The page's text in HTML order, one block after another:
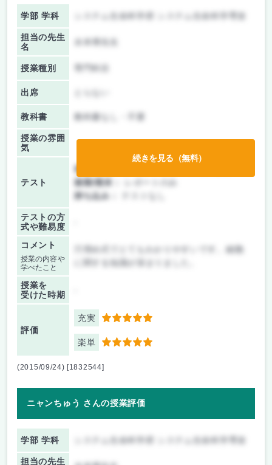
学部 学科 システム生命科学府 システム生命科学専攻
担当の先生
名
授業種別
出席
教科書 教科書なし・不要
授業の雰囲
気
テスト
前期/中間：
後期/期末：
持ち込み：
テストの方
式や難易度
コメント
授業の内容や
学べたこと
穴埋め式でとてもわかりやすいです。細胞
に関する知識が深まりました。
授業を
受けた時期
評価
充実 5
楽単 5
続きを見る（無料）
(2015/09/24) [1832544]
ニャンちゅう さんの授業評価
学部 学科 システム生命科学府 システム生命科学専攻
担当の先生